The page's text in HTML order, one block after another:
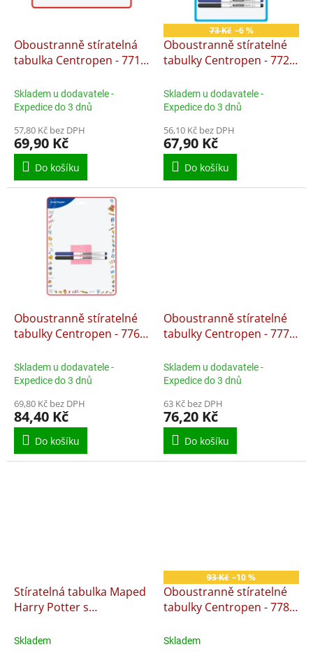
u
Oboustranně stíratelná
tabulka Centropen - 7719
pro 1.třídu ZŠ
Skladem u dodavatele -
Expedice do 3 dnů
57,80 Kč bez DPH
69,90 Kč
Do košíku
73 Kč –6 %
Oboustranně stíratelné
tabulky Centropen - 7729
Skladem u dodavatele -
Expedice do 3 dnů
56,10 Kč bez DPH
67,90 Kč
Do košíku
Oboustranně stíratelné
tabulky Centropen - 7769
Skladem u dodavatele -
Expedice do 3 dnů
69,80 Kč bez DPH
84,40 Kč
Do košíku
Oboustranně stíratelné
tabulky Centropen - 7779
Skladem u dodavatele -
Expedice do 3 dnů
63 Kč bez DPH
76,20 Kč
Do košíku
Stíratelná tabulka Maped
Harry Potter s
Skladem
93 Kč –10 %
Oboustranně stíratelné
tabulky Centropen - 7789
Skladem